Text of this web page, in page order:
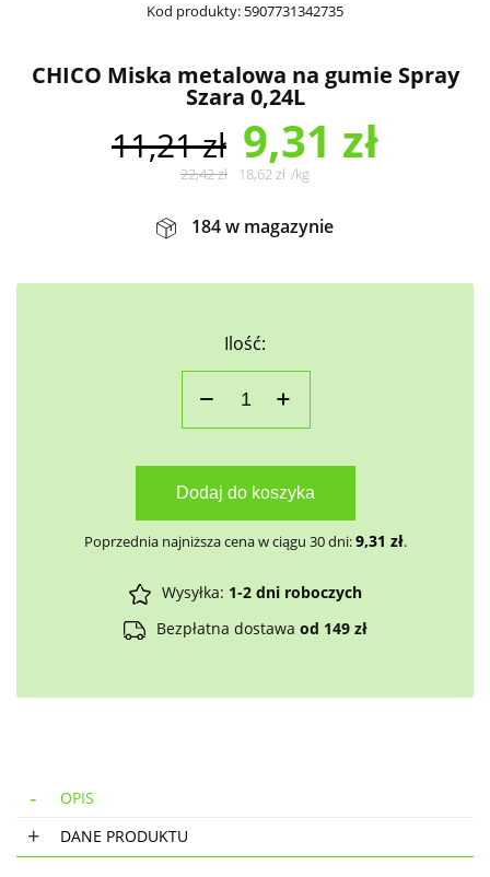
Kod produkty: 5907731342735
CHICO Miska metalowa na gumie Spray
Szara 0,24L
11,21zł 9,31 zł
22,42zł 18,62zł /kg
184 w magazynie
Ilość:
Dodaj do koszyka
Poprzednia najniższa cena w ciągu 30 dni:9,31 zł.
Wysyłka: 1-2 dni roboczych
Bezpłatna dostawa od 149 zł
OPIS
DANE PRODUKTU